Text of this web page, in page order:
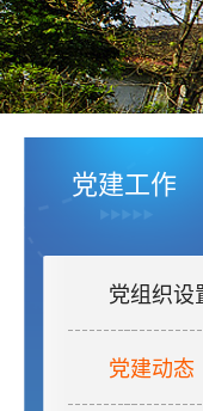
党建工作
党组织设
党建动态